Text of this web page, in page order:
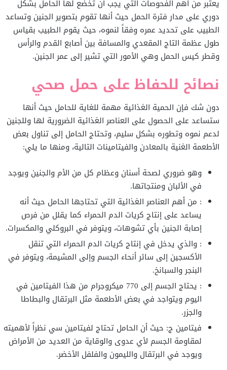
يعتبر من أهم الفحوصات التي يجب أن تخضع لها الحامل بشكل
دوري على مدار فترة الحمل حيث أنها تقوم بتصوير الجنين وتساعد
الطبيب على تحديد عمره وفقاً لنموه، حيث يقوم الطبيب بقياس
طول عظمة التاج المقعدي والمسافة بين أصابع القدم والرأس
وقطر كيس الحمل وهي الأمور التي تشير إلى عمر الجنين.
نصائح للحفاظ على حمل صحي
دون شك فإن الحمية الغذائية مهمة للغاية للحامل حيث أنها
ستساعد على الحصول على العناصر الغذائية الضرورية لها وللجنين
لدعم نموه وتطوره بشكل سليم، وتحتاج الحامل إلى تناول بعض
الأطعمة الغنية بالمعادن والفيتامينات التالية، ومنها ما يلي:
وهو ضروري لصحة أسنان وعظام كل من الأم والجنين ويوجد
في الألبان ومنتجاتها.
: من أهم العناصر الغذائية التي تحتاجها الحامل حيث أنه
يساعد على إنتاج كريات الدم الحمراء كما يقلل من فرص
إصابة الجنين بأي تشوهات، ويتوفر في البروكلي والمكسرات.
: والذي يدخل في إنتاج كريات الدم الحمراء التي تنقل
الأكسجين إلى سائر أنحاء الجسم وإلى المشيمة، ويتوفر في
البنجر والسبانخ.
: يحتاج الجسم إلى 770 ميكروجرام من هذا الفيتامين في
اليوم ويتواجد في بعض الأطعمة مثل البرتقال والبطاطا
والجزر.
فيتامين ج: حيث أن الحامل تحتاج لفيتامين سي نظراً لأهميته
لمقاومة الجسم لأي عدوى والوقاية من العديد من الأمراض
ويوجد في البرتقال والليمون والفلفل الأخضر.